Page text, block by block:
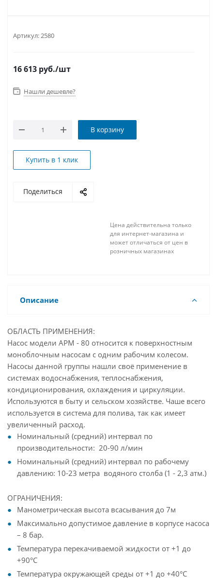
Артикул:2580
16 613 руб./шт
Нашли дешевле?
В корзину
Купить в 1 клик
Поделиться
Цена действительна только
для интернет-магазина и
может отличаться от цен в
розничных магазинах
Описание
ОБЛАСТЬ ПРИМЕНЕНИЯ:
Насос модели APM - 80 относится к поверхностным
моноблочным насосам с одним рабочим колесом.
Насосы данной группы нашли своё применение в
системах водоснабжения, теплоснабжения,
кондиционирования, охлаждения и циркуляции.
Используются в быту и сельском хозяйстве. Чаше всего
используется в система для полива, так как имеет
увеличенный расход.
Номинальный (средний) интервал по
производительности: 20-90 л/мин
Номинальный (средний) интервал по рабочему
давлению: 10-23 метра водяного столба (1 - 2,3 атм.)
ОГРАНИЧЕНИЯ:
Манометрическая высота всасывания до 7м
Максимально допустимое давление в корпусе насоса
– 8 бар.
Температура перекачиваемой жидкости от +1 до
+90°С
Температура окружающей среды от +1 до +40°С